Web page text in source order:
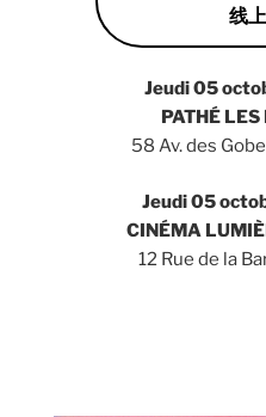
线
Jeudi 05
PATHÉ
58 Av. des
Jeudi 05
CINÉMA
12 Rue de la